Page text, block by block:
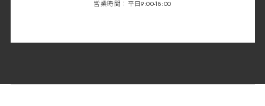
営業時間：平日9:00-18:00